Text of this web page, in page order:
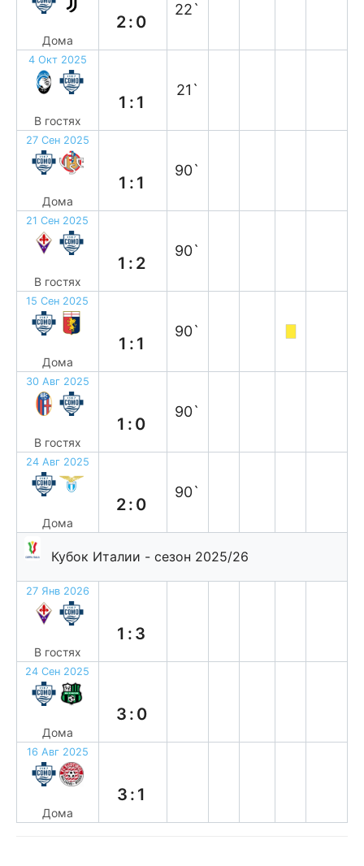
Дома
2:0
22`
4 Окт 2025
В гостях
1:1
21`
27 Сен 2025
Дома
1:1
90`
21 Сен 2025
В гостях
1:2
90`
15 Сен 2025
Дома
1:1
90`
30 Авг 2025
В гостях
1:0
90`
24 Авг 2025
Дома
2:0
90`
Кубок Италии - сезон 2025/26
27 Янв 2026
В гостях
1:3
24 Сен 2025
Дома
3:0
16 Авг 2025
Дома
3:1